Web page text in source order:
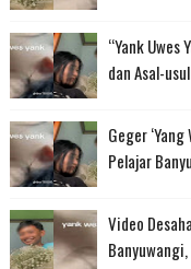
“Yank
dan Asal-
Geger
Pelajar
Video